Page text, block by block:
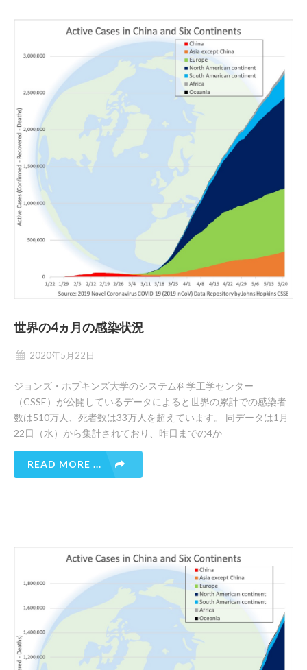
世界の4ヵ月の感染状況
2020年5月22日
ジョンズ・ホプキンズ大学のシステム科学工学センター
（CSSE）が公開しているデータによると世界の累計での感染者
数は510万人、死者数は33万人を超えています。 同データは1月
22日（水）から集計されており、昨日までの4か
READ MORE ...